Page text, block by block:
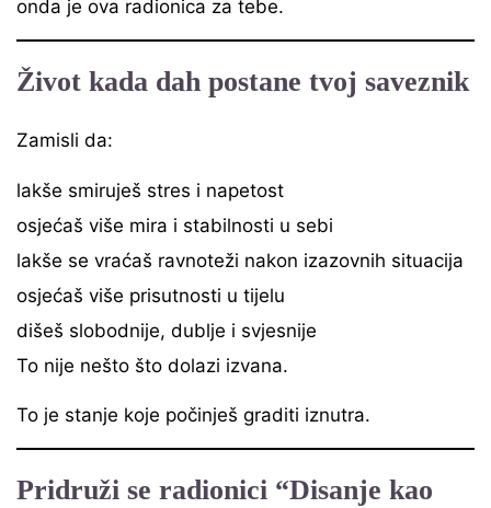
onda je ova radionica za tebe.
Život kada dah postane tvoj saveznik
Zamisli da:
lakše smiruješ stres i napetost
osjećaš više mira i stabilnosti u sebi
lakše se vraćaš ravnoteži nakon izazovnih situacija
osjećaš više prisutnosti u tijelu
dišeš slobodnije, dublje i svjesnije
To nije nešto što dolazi izvana.
To je stanje koje počinješ graditi iznutra.
Pridruži se radionici “Disanje kao